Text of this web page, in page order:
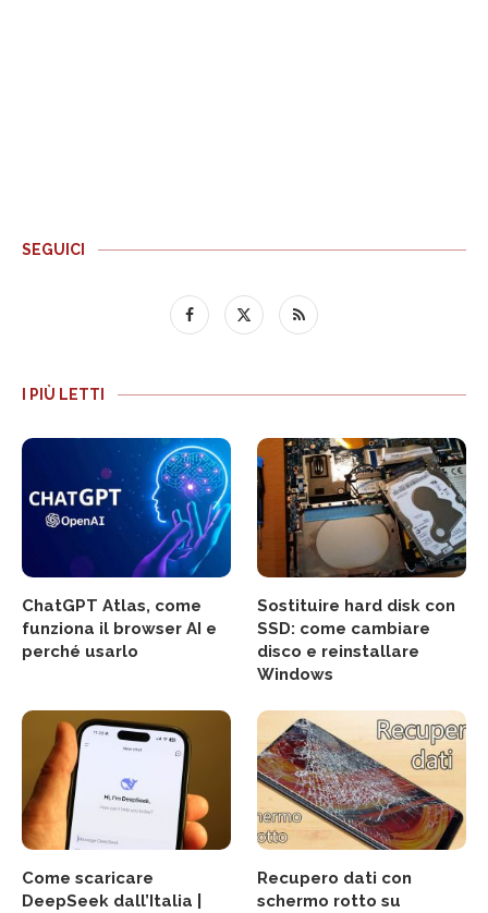
SEGUICI
I PIÙ LETTI
ChatGPT Atlas, come
funziona il browser AI e
perché usarlo
Sostituire hard disk con
SSD: come cambiare
disco e reinstallare
Windows
Come scaricare
DeepSeek dall’Italia |
Recupero dati con
schermo rotto su